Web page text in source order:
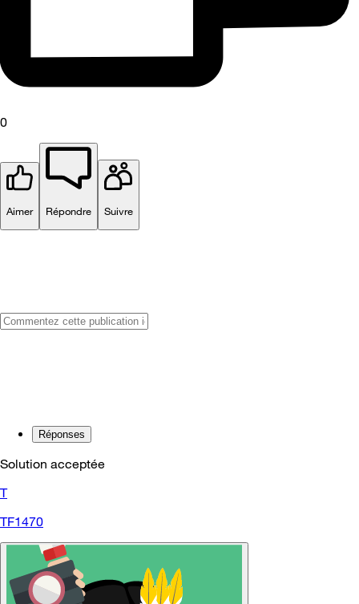
0
Aimer Répondre Suivre
Réponses
Solution acceptée
T
TF1470